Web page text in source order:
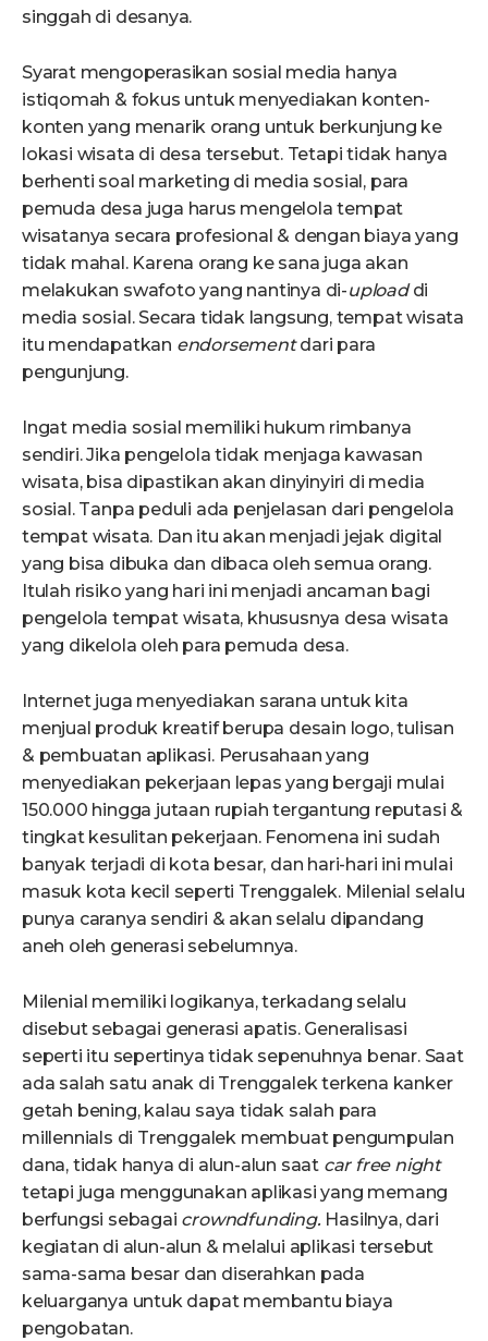
singgah di desanya.
Syarat mengoperasikan sosial media hanya
istiqomah & fokus untuk menyediakan konten-
konten yang menarik orang untuk berkunjung ke
lokasi wisata di desa tersebut. Tetapi tidak hanya
berhenti soal marketing di media sosial, para
pemuda desa juga harus mengelola tempat
wisatanya secara profesional & dengan biaya yang
tidak mahal. Karena orang ke sana juga akan
melakukan swafoto yang nantinya di-uploaddi
media sosial. Secara tidak langsung, tempat wisata
itu mendapatkan endorsementdari para
pengunjung.
Ingat media sosial memiliki hukum rimbanya
sendiri. Jika pengelola tidak menjaga kawasan
wisata, bisa dipastikan akan dinyinyiri di media
sosial. Tanpa peduli ada penjelasan dari pengelola
tempat wisata. Dan itu akan menjadi jejak digital
yang bisa dibuka dan dibaca oleh semua orang.
Itulah risiko yang hari ini menjadi ancaman bagi
pengelola tempat wisata, khususnya desa wisata
yang dikelola oleh para pemuda desa.
Internet juga menyediakan sarana untuk kita
menjual produk kreatif berupa desain logo, tulisan
& pembuatan aplikasi. Perusahaan yang
menyediakan pekerjaan lepas yang bergaji mulai
150.000 hingga jutaan rupiah tergantung reputasi &
tingkat kesulitan pekerjaan. Fenomena ini sudah
banyak terjadi di kota besar, dan hari-hari ini mulai
masuk kota kecil seperti Trenggalek. Milenial selalu
punya caranya sendiri & akan selalu dipandang
aneh oleh generasi sebelumnya.
Milenial memiliki logikanya, terkadang selalu
disebut sebagai generasi apatis. Generalisasi
seperti itu sepertinya tidak sepenuhnya benar. Saat
ada salah satu anak di Trenggalek terkena kanker
getah bening, kalau saya tidak salah para
millennials di Trenggalek membuat pengumpulan
dana, tidak hanya di alun-alun saat car free night
tetapi juga menggunakan aplikasi yang memang
berfungsi sebagai crowndfunding. Hasilnya, dari
kegiatan di alun-alun & melalui aplikasi tersebut
sama-sama besar dan diserahkan pada
keluarganya untuk dapat membantu biaya
pengobatan.